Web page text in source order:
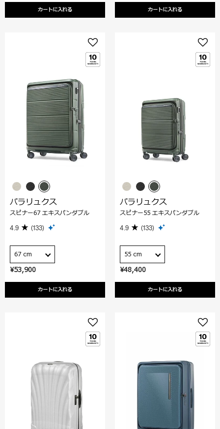
カートに入れる カートに入れる
¥53,900
カートに入れる
パラリュクス
スピナー67 エキスパンダブル
4.9 (133)
67 cm
¥48,400
カートに入れる
パラリュクス
スピナー55 エキスパンダブル
4.9 (133)
55 cm